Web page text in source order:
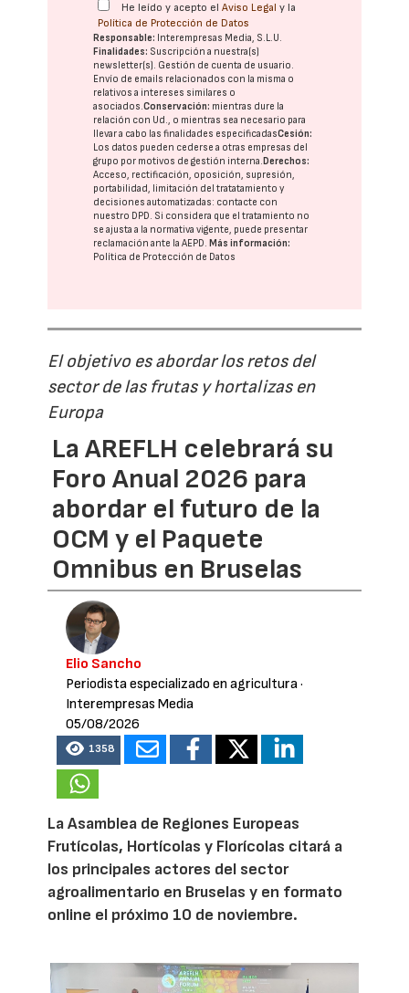
He leído y acepto elAviso Legal y la
Política de Protección de Datos
Responsable: Interempresas Media, S.L.U.
Finalidades: Suscripción a nuestra(s)
newsletter(s). Gestión de cuenta de usuario.
Envío de emails relacionados con la misma o
relativos a intereses similares o
asociados.Conservación: mientras dure la
relación con Ud., o mientras sea necesario para
llevar a cabo las finalidades especificadasCesión:
Los datos pueden cederse a otras empresas del
grupo por motivos de gestión interna. Derechos:
Acceso, rectificación, oposición, supresión,
portabilidad, limitación del tratatamiento y
decisiones automatizadas: contacte con
nuestro DPD. Si considera que el tratamiento no
se ajusta a la normativa vigente, puede presentar
reclamación ante laAEPD. Más información:
Política de Protección de Datos
El objetivo es abordar los retos del
sector de las frutas y hortalizas en
Europa
La AREFLH celebrará su
Foro Anual 2026 para
abordar el futuro de la
OCM y el Paquete
Omnibus en Bruselas
Elio Sancho
Periodista especializado en agricultura·
Interempresas Media
05/08/2026
1358
La Asamblea de Regiones Europeas
Frutícolas, Hortícolas y Florícolas citará a
los principales actores del sector
agroalimentario en Bruselas y en formato
online el próximo 10 de noviembre.